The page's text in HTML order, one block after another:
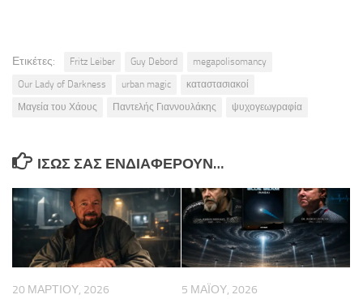
Ετικέτες: Fritz Leiber Guy Debord
megapolisomancy
Our Lady of Darkness
urban magic
καταστασιακοί
Μαγεία του Χάους
Παντελής Γιαννουλάκης ψυχογεωγραφία
ΊΣΩΣ ΣΑΣ ΕΝΔΙΑΦΈΡΟΥΝ…
20 ΜΑΡΤΊΟΥ, 2026 5 ΜΑΪ́ΟΥ, 2026